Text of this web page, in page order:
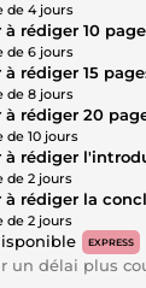
de 4 jours
rédiger 10
de 6 jours
rédiger 15
de 8 jours
à rédiger 20
10 jours
à rédiger
de 2 jours
à rédiger la
de 2 jours
EXPRESS
un délai plus